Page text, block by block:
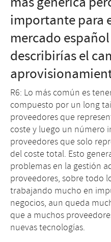
importante para
mercado
describirías el
R6: Lo más común es
compuesto por un long
proveedores que
coste y luego un número
proveedores que solo
del coste total. Esto
problemas en la gestión
proveedores, sobre todo
trabajando mucho en
negocios, aun queda
que a muchos
nuevas tecnologías.